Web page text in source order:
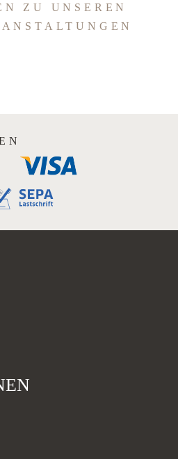
ZU UNSEREN